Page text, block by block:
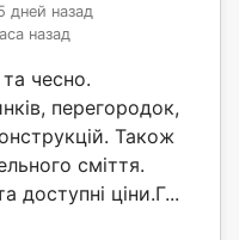
дней назад
назад
чесно.
перегородок,
Також
сміття.
доступні ціни.Г...